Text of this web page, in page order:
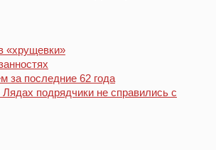
«хрущевки»
за последние 62 года
подрядчики не справились с